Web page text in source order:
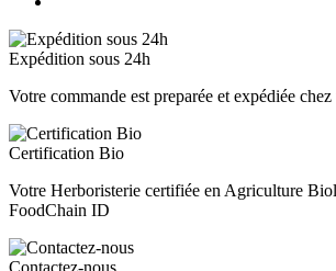
Expédition sous 24h
Votre commande est preparée et expédiée
Certification Bio
Votre Herboristerie certifiée en Agriculture
FoodChain ID
Contactez-nous